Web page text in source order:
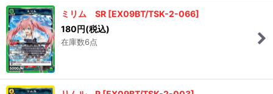
ミリム SR [EX09BT/TSK-2-066]
180円(税込)
在庫数6点